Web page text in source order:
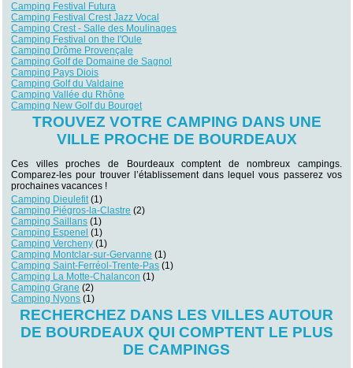
Camping Festival Futura
Camping Festival Crest Jazz Vocal
Camping Crest - Salle des Moulinages
Camping Festival on the l'Oule
Camping Drôme Provençale
Camping Golf de Domaine de Sagnol
Camping Pays Diois
Camping Golf du Valdaine
Camping Vallée du Rhône
Camping New Golf du Bourget
TROUVEZ VOTRE CAMPING DANS UNE
VILLE PROCHE DE BOURDEAUX
Ces villes proches de Bourdeaux comptent de nombreux campings.
Comparez-les pour trouver l’établissement dans lequel vous passerez vos
prochaines vacances !
Camping Dieulefit(1)
Camping Piégros-la-Clastre (2)
Camping Saillans (1)
Camping Espenel (1)
Camping Vercheny (1)
Camping Montclar-sur-Gervanne (1)
Camping Saint-Ferréol-Trente-Pas (1)
Camping La Motte-Chalancon (1)
Camping Grane (2)
Camping Nyons (1)
RECHERCHEZ DANS LES VILLES AUTOUR
DE BOURDEAUX QUI COMPTENT LE PLUS
DE CAMPINGS